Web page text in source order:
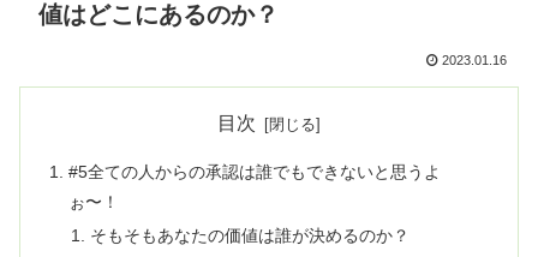
値はどこにあるのか？
2023.01.16
目次
#5全ての人からの承認は誰でもできないと思うよ
ぉ〜！
そもそもあなたの価値は誰が決めるのか？